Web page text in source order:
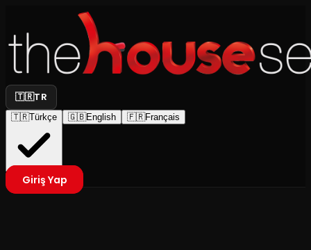
🇹🇷TR
🇹🇷Türkçe 🇬🇧English 🇫🇷Français
Giriş Yap